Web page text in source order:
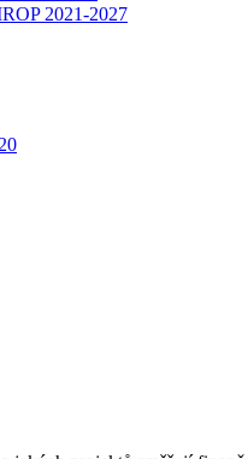
2021-2027